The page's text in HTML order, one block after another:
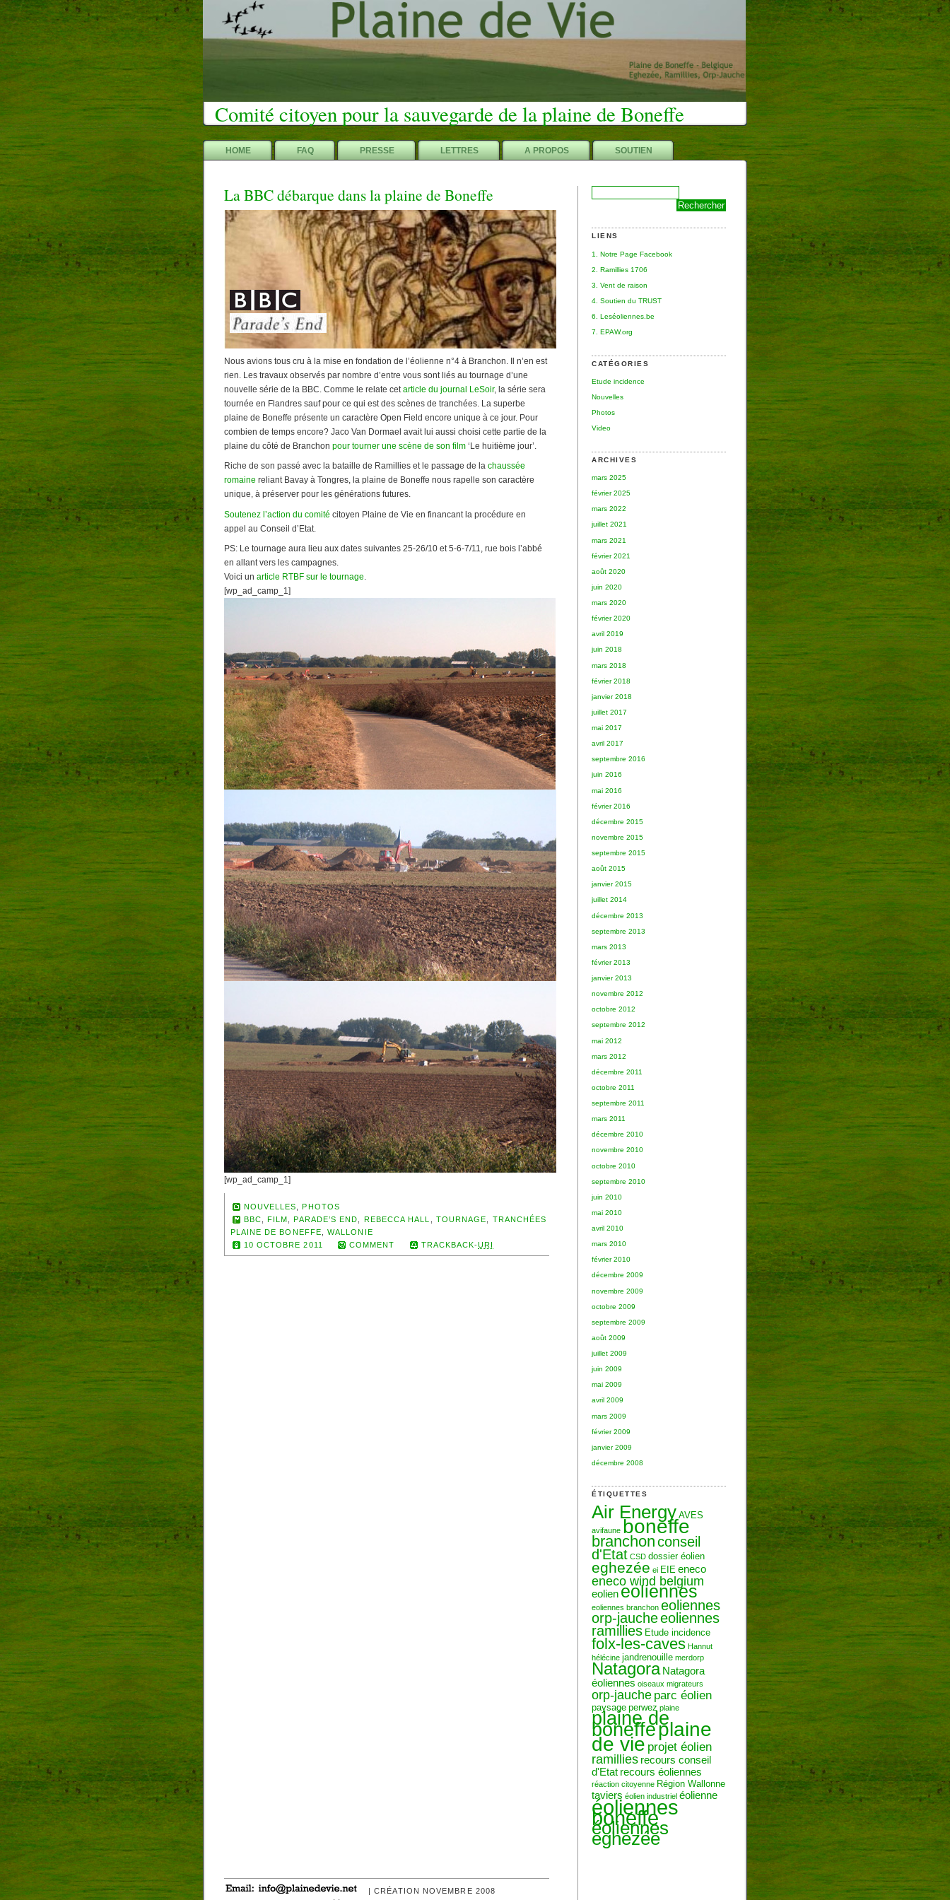
Comité citoyen pour la sauvegarde de la plaine de Boneffe
HOME FAQ PRESSE LETTRES A PROPOS SOUTIEN
LIENS
1. Notre Page Facebook
2. Ramillies 1706
3. Vent de raison
4. Soutien du TRUST
6. Leséoliennes.be
7. EPAW.org
CATÉGORIES
Etude incidence
Nouvelles
Photos
Video
ARCHIVES
mars 2025
février 2025
mars 2022
juillet 2021
mars 2021
février 2021
août 2020
juin 2020
mars 2020
février 2020
avril 2019
juin 2018
mars 2018
février 2018
janvier 2018
juillet 2017
mai 2017
avril 2017
septembre 2016
juin 2016
mai 2016
février 2016
décembre 2015
novembre 2015
septembre 2015
août 2015
janvier 2015
juillet 2014
décembre 2013
septembre 2013
mars 2013
février 2013
janvier 2013
novembre 2012
octobre 2012
septembre 2012
mai 2012
mars 2012
décembre 2011
octobre 2011
septembre 2011
mars 2011
décembre 2010
novembre 2010
octobre 2010
septembre 2010
juin 2010
mai 2010
avril 2010
mars 2010
février 2010
décembre 2009
novembre 2009
octobre 2009
septembre 2009
août 2009
juillet 2009
juin 2009
mai 2009
avril 2009
mars 2009
février 2009
janvier 2009
décembre 2008
ÉTIQUETTES
Air Energy AVES
avifaune boneffe
branchonconseil
d'Etat CSD dossier éolien
eghezée ei EIE eneco
eneco wind belgium
eolieneoliennes
eoliennes branchon eoliennes
orp-jaucheeoliennes
ramillies Etude incidence
folx-les-caves Hannut
hélécine jandrenouille merdorp
Natagora Natagora
éoliennes oiseaux migrateurs
orp-jauche parc éolien
paysage perwez plaine
plaine de
boneffeplaine
de vie projet éolien
ramillies recours conseil
d'Etat recours éoliennes
réaction citoyenne Région Wallonne
taviers éolien industriel éolienne
éoliennes
boneffe
éoliennes
eghezée
La BBC débarque dans la plaine de Boneffe
Nous avions tous cru à la mise en fondation de l’éolienne n°4 à Branchon. Il n’en est
rien. Les travaux observés par nombre d’entre vous sont liés au tournage d’une
nouvelle série de la BBC. Comme le relate cetarticle du journal LeSoir, la série sera
tournée en Flandres sauf pour ce qui est des scènes de tranchées. La superbe
plaine de Boneffe présente un caractère Open Field encore unique à ce jour. Pour
combien de temps encore? Jaco Van Dormael avait lui aussi choisi cette partie de la
plaine du côté de Branchon pour tourner une scène de son film ‘Le huitième jour’.
Riche de son passé avec la bataille de Ramillies et le passage de la chaussée
romaine reliant Bavay à Tongres, la plaine de Boneffe nous rapelle son caractère
unique, à préserver pour les générations futures.
Soutenez l’action du comité citoyen Plaine de Vie en financant la procédure en
appel au Conseil d’Etat.
PS: Le tournage aura lieu aux dates suivantes 25-26/10 et 5-6-7/11, rue bois l’abbé
en allant vers les campagnes.
Voici un article RTBF sur le tournage.
[wp_ad_camp_1]
[wp_ad_camp_1]
NOUVELLES
PHOTOS
BBC
FILM PARADE’S END REBECCA HALL TOURNAGE
TRANCHÉES
PLAINE DE BONEFFE ,WALLONIE
10 OCTOBRE 2011
COMMENT TRACKBACK-URI
| CRÉATION NOVEMBRE 2008